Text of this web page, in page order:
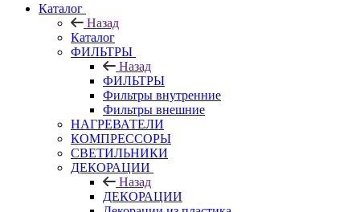
Каталог
Назад
Каталог
ФИЛЬТРЫ
Назад
ФИЛЬТРЫ
Фильтры внутренние
Фильтры внешние
НАГРЕВАТЕЛИ
КОМПРЕССОРЫ
СВЕТИЛЬНИКИ
ДЕКОРАЦИИ
Назад
ДЕКОРАЦИИ